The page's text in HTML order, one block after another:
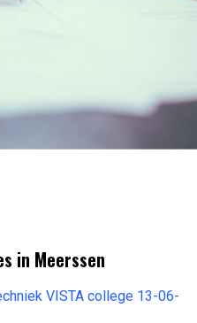
in Meerssen
VISTA college 13-06-